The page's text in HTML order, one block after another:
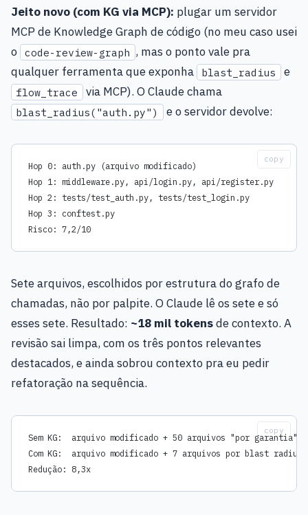
Jeito novo (com KG via MCP): plugar um servidor
MCP de Knowledge Graph de código (no meu caso usei
o code-review-graph , mas o ponto vale pra
qualquer ferramenta que exponha
blast_radius e
flow_trace via MCP). O Claude chama
blast_radius("auth.py") e o servidor devolve:
Hop 0: auth.py (arquivo modificado)
Hop 1: middleware.py, api/login.py, api/register.py
Hop 2: tests/test_auth.py, tests/test_login.py
Hop 3: conftest.py
Risco: 7,2/10
copy
Sete arquivos, escolhidos por estrutura do grafo de
chamadas, não por palpite. O Claude lê os sete e só
esses sete. Resultado: ~18 mil tokensde contexto. A
revisão sai limpa, com os três pontos relevantes
destacados, e ainda sobrou contexto pra eu pedir
refatoração na sequência.
Sem KG:  arquivo modificado + 50 arquivos "por garantia" =
Com KG:  arquivo modificado + 7 arquivos por blast radius
Redução: 8,3x
copy